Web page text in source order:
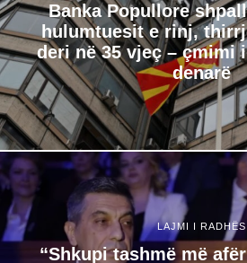
Banka Popullore
hulumtuesit e rinj,
deri në 35 vjeç – çmimi
denarë
LAJMI I RADHËS
“Shkupi tashmë më